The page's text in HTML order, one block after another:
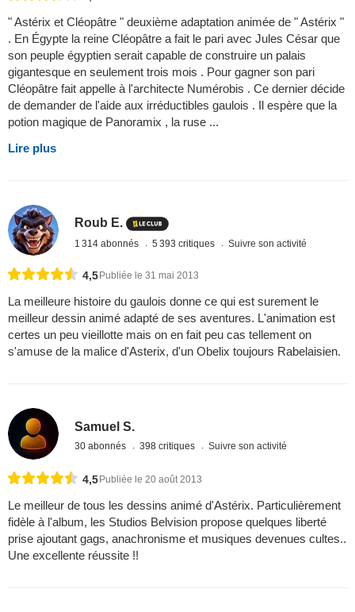
" Astérix et Cléopâtre " deuxième adaptation animée de " Astérix "
. En Égypte la reine Cléopâtre a fait le pari avec Jules César que
son peuple égyptien serait capable de construire un palais
gigantesque en seulement trois mois . Pour gagner son pari
Cléopâtre fait appelle à l'architecte Numérobis . Ce dernier décide
de demander de l'aide aux irréductibles gaulois . Il espère que la
potion magique de Panoramix , la ruse ...
Lire plus
Roub E.
1 314 abonnés 5 393 critiques Suivre son activité
4,5 Publiée le 31 mai 2013
La meilleure histoire du gaulois donne ce qui est surement le
meilleur dessin animé adapté de ses aventures. L'animation est
certes un peu vieillotte mais on en fait peu cas tellement on
s'amuse de la malice d'Asterix, d'un Obelix toujours Rabelaisien.
Samuel S.
30 abonnés 398 critiques Suivre son activité
4,5Publiée le 20 août 2013
Le meilleur de tous les dessins animé d'Astérix. Particulièrement
fidèle à l'album, les Studios Belvision propose quelques liberté
prise ajoutant gags, anachronisme et musiques devenues cultes..
Une excellente réussite !!